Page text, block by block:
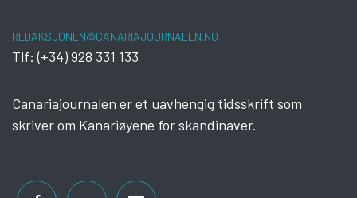
REDAKSJONEN@CANARIAJOURNALEN.NO
Tlf: (+34) 928 331 133
Canariajournalen er et uavhengig tidsskrift som
skriver om Kanariøyene for skandinaver.